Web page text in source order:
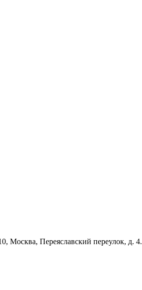
Москва, Переяславский переулок, д. 4.